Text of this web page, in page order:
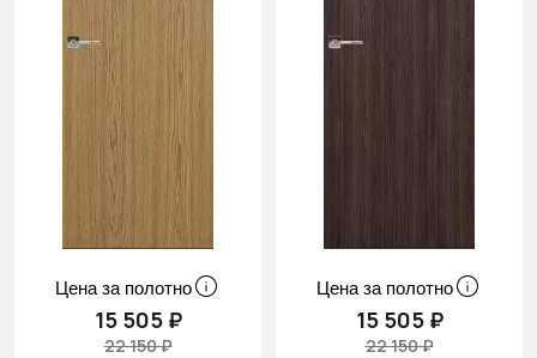
Цена за полотно
15 505 ₽
22 150 ₽
Цена за полотно
15 505 ₽
22 150 ₽